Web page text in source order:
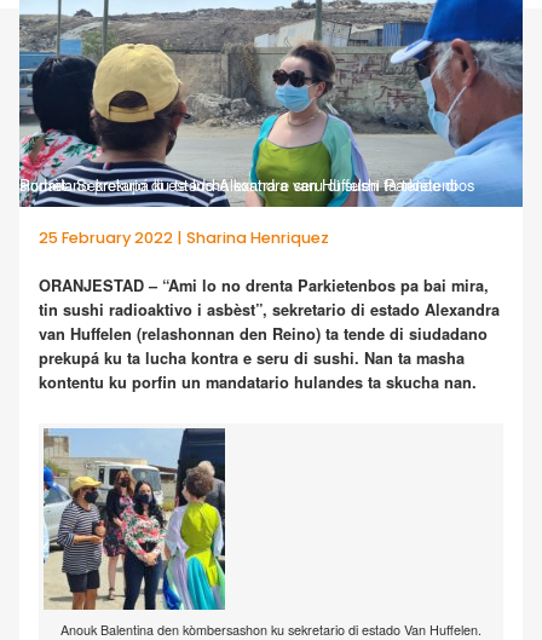
Portrèt: Sekretario di estado Alexandra van Huffelen ta tende di siudadano prekupá ku ta lucha kontra e seru di sushi Parkietenbos
25 February 2022 | Sharina Henriquez
ORANJESTAD – “Ami lo no drenta Parkietenbos pa bai mira,
tin sushi radioaktivo i asbèst”, sekretario di estado Alexandra
van Huffelen (relashonnan den Reino) ta tende di siudadano
prekupá ku ta lucha kontra e seru di sushi. Nan ta masha
kontentu ku porfin un mandatario hulandes ta skucha nan.
Anouk Balentina den kòmbersashon ku sekretario di estado Van Huffelen.